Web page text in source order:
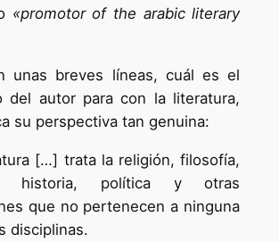
«promotor of the arabic literary
unas breves líneas, cuál es el
del autor para con la literatura,
su perspectiva tan genuina:
[…] trata la religión, filosofía,
historia, política y otras
que no pertenecen a ninguna
disciplinas.